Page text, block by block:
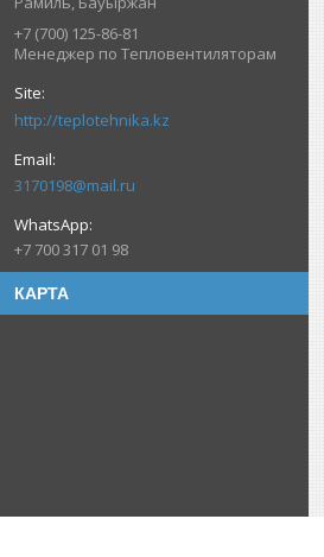
+7 (700) 125-86-81
Менеджер по Тепловентиляторам
http://teplotehnika.kz
3170198@mail.ru
+7 700 317 01 98
КАРТА